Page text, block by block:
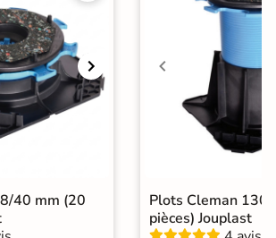
Oui
Boite
1er Choix
A poser directement sur sable, gravier
ou herbe
40 mm (20
Plots Cleman
pièces) Jouplast